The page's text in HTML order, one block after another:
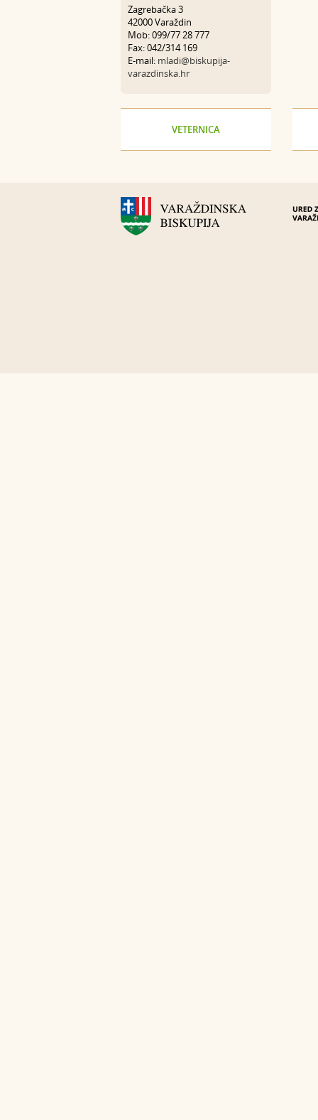
Zagrebačka 3
42000 Varaždin
Mob: 099/77 28 777
Fax: 042/314 169
E-mail: mladi@biskupija-
varazdinska.hr
VETERNICA